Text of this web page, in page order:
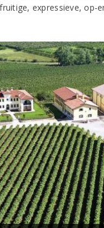
expressieve, op-